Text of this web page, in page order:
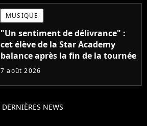
MUSIQUE
"Un sentiment de délivrance" :
cet élève de la Star Academy
balance après la fin de la tournée
7 août 2026
DERNIÈRES NEWS